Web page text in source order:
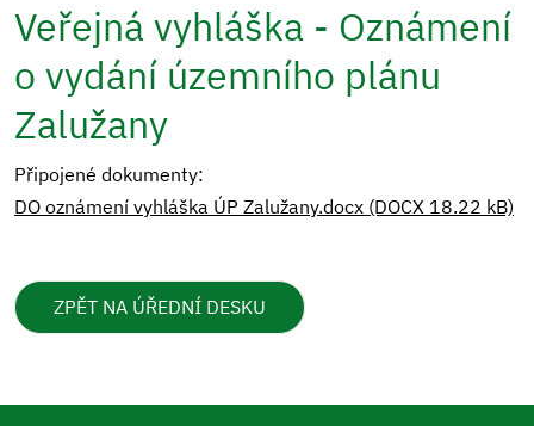
Veřejná vyhláška - Oznámení
o vydání územního plánu
Zalužany
Připojené dokumenty:
DO oznámení vyhláška ÚP Zalužany.docx (DOCX 18.22 kB)
ZPĚT NA ÚŘEDNÍ DESKU